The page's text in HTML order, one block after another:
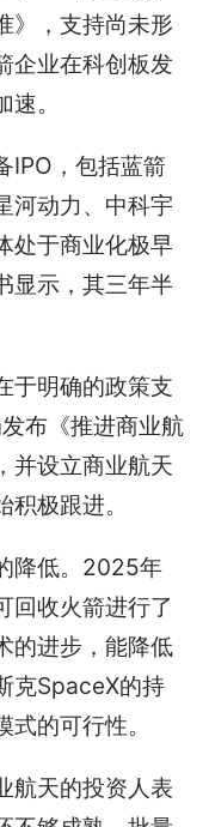
》，支持尚未形
企业在科创板发
。
IPO，包括蓝箭
河动力、中科宇
处于商业化极早
显示，其三年半
于明确的政策支
布《推进商业航
并设立商业航天
极跟进。
降低。2025年
回收火箭进行了
的进步，能降低
克SpaceX的持
的可行性。
航天的投资人表